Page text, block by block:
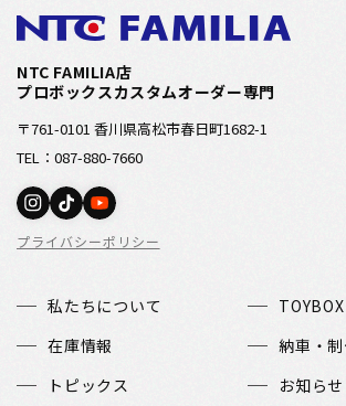
NTC FAMILIA店
プロボックスカスタムオーダー専門
〒761-0101 香川県高松市春日町1682-1
TEL：087-880-7660
プライバシーポリシー
私たちについて
TOYBOX
在庫情報
納車・
トピックス
お知らせ